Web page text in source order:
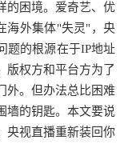
的困境。爱奇艺、优
海外集体"失灵"，央
题的根源在于IP地址
权方和平台方为了
外。但办法总比困难
墙的钥匙。本文要说
央视直播重新装回你